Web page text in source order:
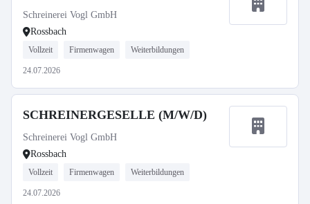
Schreinerei Vogl GmbH
Rossbach
Vollzeit Firmenwagen Weiterbildungen
24.07.2026
SCHREINERGESELLE (M/W/D)
Schreinerei Vogl GmbH
Rossbach
Vollzeit Firmenwagen Weiterbildungen
24.07.2026